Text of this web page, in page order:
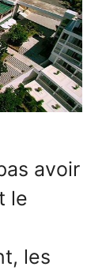
avoir
le
les